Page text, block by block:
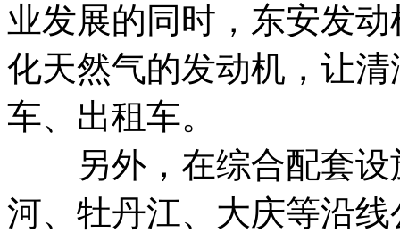
业发展的同时，东安发
化天然气的发动机，让
车、出租车。
另外，在综合配套设
河、牡丹江、大庆等沿